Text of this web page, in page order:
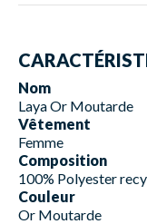
Nom
Laya Or Moutarde
Vêtement
Femme
Composition
100% Polyester
Couleur
Or Moutarde